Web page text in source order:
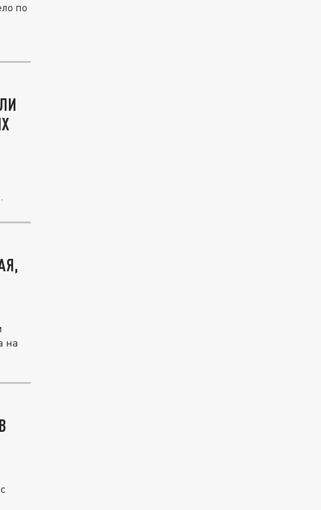
по
на